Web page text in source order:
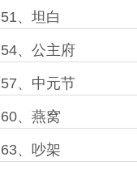
51、坦白
54、公主府
57、中元节
60、燕窝
63、吵架